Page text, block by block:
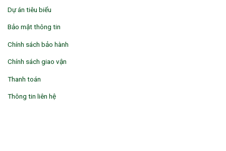
Dự án tiêu biểu
Bảo mật thông tin
Chính sách bảo hành
Chính sách giao vận
Thanh toán
Thông tin liên hệ